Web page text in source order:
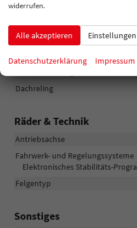
Anhängerkupplung
Außenspiegel
Dachreling
Räder & Technik
Antriebsachse
Fahrwerk- und Regelungssysteme
Elektronisches Stabilitäts-
Felgentyp
Sonstiges
widerrufen.
Alle akzeptieren Einstellungen
Datenschutzerklärung Impressum